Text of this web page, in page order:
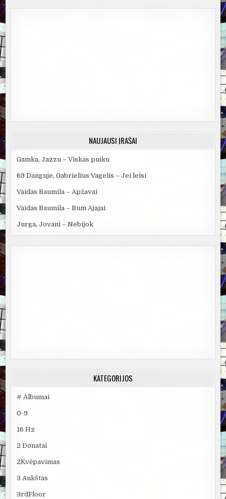
NAUJAUSI ĮRAŠAI
Gamka, Jazzu – Viskas puiku
69 Danguje, Gabrielius Vagelis – Jei leisi
Vaidas Baumila – Apžavai
Vaidas Baumila – Bum Ajajai
Jurga, Jovani – Nebijok
KATEGORIJOS
# Albumai
0-9
16 Hz
2 Donatai
2Kvėpavimas
3 Aukštas
3rdFloor